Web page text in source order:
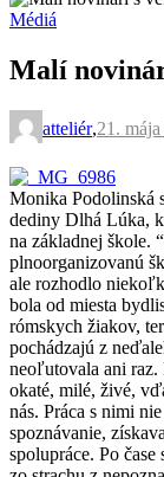
Médiá
Malí
atteliér,21.
Monika Podolinská
dediny Dlhá Lúka,
na základnej škole.
plnoorganizovanú
ale rozhodlo
bola od miesta
rómskych žiakov,
pochádzajú z
neoľutovala ani raz.
okaté, milé, živé,
nás. Práca s nimi
spoznávanie,
spolupráce. Po